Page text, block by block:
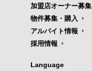
加盟店オーナー募集
物件募集・購入
アルバイト情報
採用情報
Language